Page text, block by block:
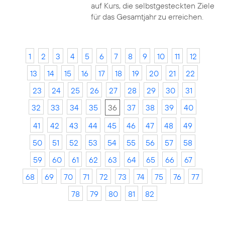
auf Kurs, die selbstgesteckten Ziele
für das Gesamtjahr zu erreichen.
1 2 3 4 5 6 7 8 9 10 11
12
13
14 15 16 17 18 19 20 21
22
23
24 25 26 27 28 29 30
31
32
33 34 35 36 37 38 39
40
41
42 43 44 45 46 47 48
49
50
51 52 53 54 55 56 57
58
59
60 61 62 63 64 65 66
67
68
69 70 71 72 73 74 75 76
77
78
79 80 81 82